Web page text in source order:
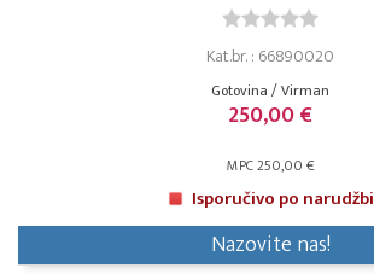
Kat.br. : 66890020
Gotovina / Virman
250,00 €
MPC 250,00 €
Isporučivo po narudžbi
Nazovite nas!